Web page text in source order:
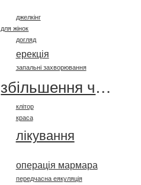
джелкінг
для жінок
догляд
ерекція
запальні захворювання
збільшення члена
клітор
краса
лікування
операція мармара
передчасна еякуляція